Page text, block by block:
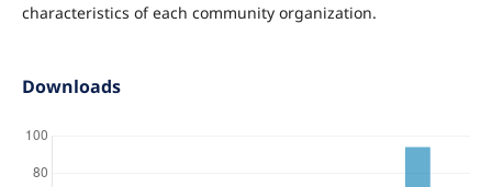
characteristics of each community organization.
Downloads